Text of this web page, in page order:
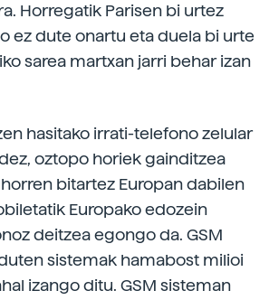
Horregatik Parisen bi urtez
ez dute onartu eta duela bi urte
sarea martxan jarri behar izan
hasitako irrati-telefono zelular
oztopo horiek gainditzea
bitartez Europan dabilen
Europako edozein
deitzea egongo da. GSM
sistemak hamabost milioi
izango ditu. GSM sisteman